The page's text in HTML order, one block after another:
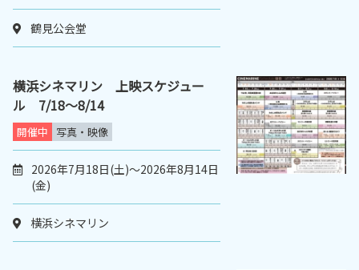
鶴見公会堂
横浜シネマリン 上映スケジュー
ル 7/18～8/14
開催中 写真・映像
2026年7月18日(土)～2026年8月14日
(金)
横浜シネマリン